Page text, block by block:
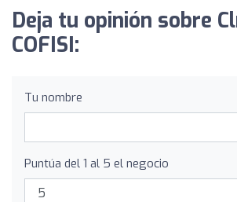
Deja tu opinión sobre
COFISI:
Tu nombre
Puntúa del 1 al 5 el negocio